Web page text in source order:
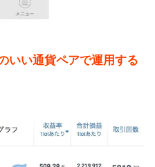
いい通貨ペアで運用する